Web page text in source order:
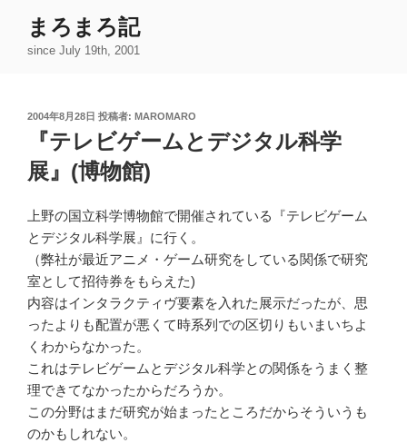
まろまろ記
since July 19th, 2001
投
2004年8月28日 投稿者: MAROMARO
『テレビゲームとデジタル科学
展』(博物館)
上野の国立科学博物館で開催されている『テレビゲーム
とデジタル科学展』に行く。
（弊社が最近アニメ・ゲーム研究をしている関係で研究
室として招待券をもらえた)
内容はインタラクティヴ要素を入れた展示だったが、思
ったよりも配置が悪くて時系列での区切りもいまいちよ
くわからなかった。
これはテレビゲームとデジタル科学との関係をうまく整
理できてなかったからだろうか。
この分野はまだ研究が始まったところだからそういうも
のかもしれない。